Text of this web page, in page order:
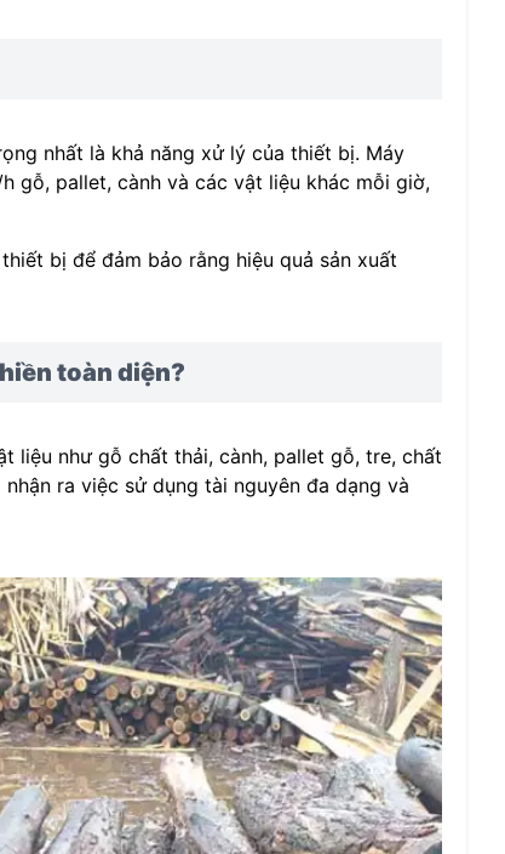
nhất là khả năng xử lý của thiết bị. Máy
gỗ, pallet, cành và các vật liệu khác mỗi giờ,
bị để đảm bảo rằng hiệu quả sản xuất
toàn diện?
liệu như gỗ chất thải, cành, pallet gỗ, tre, chất
ra việc sử dụng tài nguyên đa dạng và